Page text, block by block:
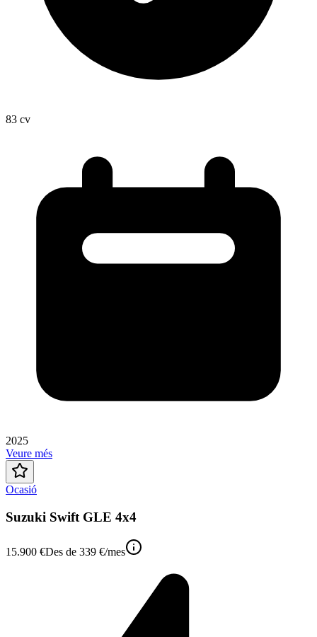
83 cv
2025
Veure més
Ocasió
Suzuki Swift GLE 4x4
15.900 €Des de 339 €/mes